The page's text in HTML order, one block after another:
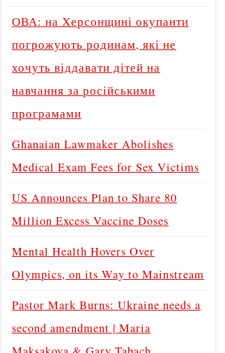
ОВА: на Херсонщині окупанти
погрожують родинам, які не
хочуть віддавати дітей на
навчання за російськими
програмами
Ghanaian Lawmaker Abolishes
Medical Exam Fees for Sex Victims
US Announces Plan to Share 80
Million Excess Vaccine Doses
Mental Health Hovers Over
Olympics, on its Way to Mainstream
Pastor Mark Burns: Ukraine needs a
second amendment | Maria